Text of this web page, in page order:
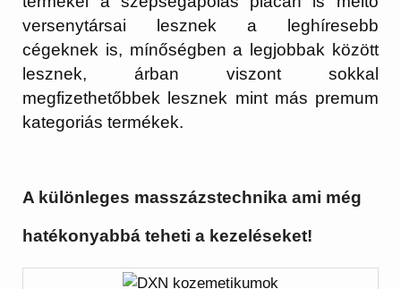
versenytársai lesznek a leghíresebb
cégeknek is, mínőségben a legjobbak között
lesznek, árban viszont sokkal
megfizethetőbbek lesznek mint más premum
kategoriás termékek.
A különleges masszázstechnika ami még
hatékonyabbá teheti a kezeléseket!